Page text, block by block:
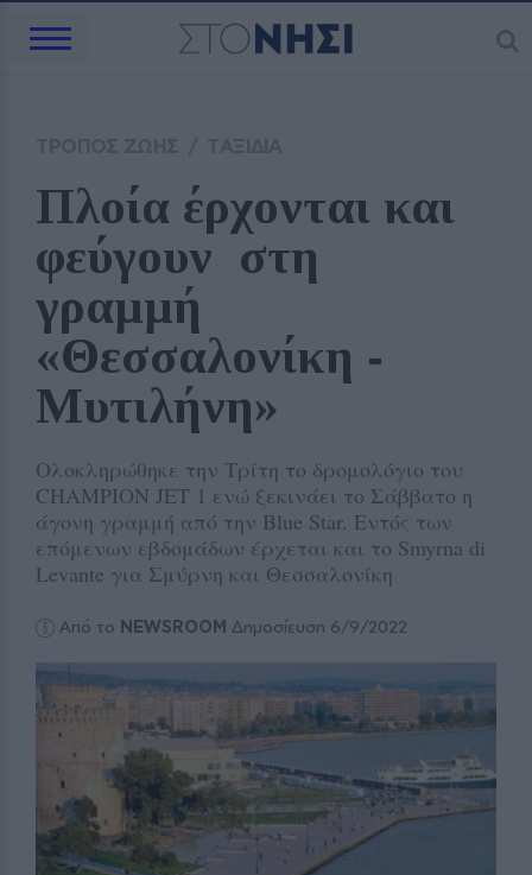
Πλοία έρχονται και
φεύγουν  στη
γραμμή
«Θεσσαλονίκη ‑
Μυτιλήνη»
Ολοκληρώθηκε την Τρίτη το δρομολόγιο του
CHAMPION JET 1 ενώ ξεκινάει το Σάββατο η
άγονη γραμμή από την Blue Star. Εντός των
επόμενων εβδομάδων έρχεται και το Smyrna di
Levante για Σμύρνη και Θεσσαλονίκη
Από το NEWSROOM Δημοσίευση 6/9/2022